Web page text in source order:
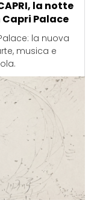
la notte
Palace
la nuova
musica e